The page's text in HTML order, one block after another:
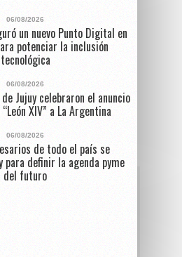
06/08/2026
un nuevo Punto Digital en
potenciar la inclusión
tecnológica
06/08/2026
Jujuy celebraron el anuncio
XIV” a La Argentina
06/08/2026
de todo el país se
para definir la agenda pyme
del futuro